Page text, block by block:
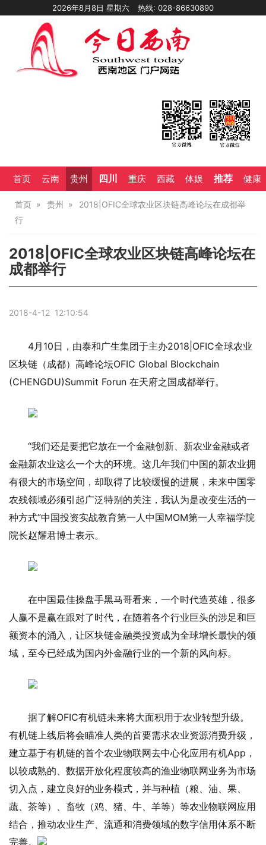
2026年8月8日 星期六 热线: 028-86630890
首页 云南 贵州 四川 重庆 西藏 体娱 推荐 健康
首页 贵州
2018|OFIC全球农业区块链高峰论坛在成都举
行
2018|OFIC全球农业区块链高峰论坛在
成都举行
2018-4-12 12:10:54
4月10日，由泰和广生集团于主办2018|OFIC全球农业
区块链（成都）高峰论坛OFIC Global Blockchain
(CHENGDU)Summit Forun 在天府之国成都举行。
“我们还是要把它放在一个金融创新、新农业金融或者
金融新农业这么一个大的环境。这几年我们中国的新农业拥
有很大的市场空间，却取得了比较缓慢的进展，未来中国零
农残领域必须引起广泛特别的关注，我认为是改变生活的一
种方式”中国投资实战教育第一人中国MOM第一人幸福学院
院长赵耀君博士表示。
在中国最佳操盘手黑马哥看来，一个时代造英雄，很多
人赢不是赢在跟对了时代，在随着各个行业巨头的涉足和巨
额资本的涌入，让区块链金融类投资成为全球增长最快的领
域，至今已经成为国内外金融行业的一个新的风向标。
据了解OFIC有机链未来将大面积用于农业转型升级。
有机链上线后将会瞄准人类的首要需求农业资源消费升级，
建立基于有机链的首个农业物联网去中心化应用有机App，
以较成熟的、数据开放化程度较高的渔业物联网业务为市场
切入点，建立良好的业务模式，并与种植（粮、油、果、
蔬、茶等）、畜牧（鸡、猪、牛、羊等）等农业物联网应用
结合，推动农业生产、流通和消费领域的数字信用体系不断
完善。